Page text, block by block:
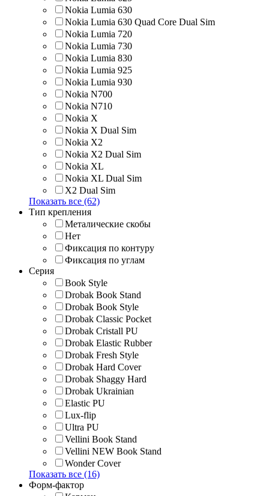
Nokia Lumia 630
Nokia Lumia 630 Quad Core Dual Sim
Nokia Lumia 720
Nokia Lumia 730
Nokia Lumia 830
Nokia Lumia 925
Nokia Lumia 930
Nokia N700
Nokia N710
Nokia X
Nokia X Dual Sim
Nokia X2
Nokia X2 Dual Sim
Nokia XL
Nokia XL Dual Sim
X2 Dual Sim
Показать все (62)
Тип крепления
Металические скобы
Нет
Фиксация по контуру
Фиксация по углам
Серия
Book Style
Drobak Book Stand
Drobak Book Style
Drobak Classic Pocket
Drobak Cristall PU
Drobak Elastic Rubber
Drobak Fresh Style
Drobak Hard Cover
Drobak Shaggy Hard
Drobak Ukrainian
Elastic PU
Lux-flip
Ultra PU
Vellini Book Stand
Vellini NEW Book Stand
Wonder Cover
Показать все (16)
Форм-фактор